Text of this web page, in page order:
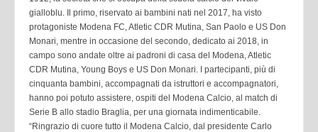
gialloblu. Il primo, riservato ai bambini nati nel 2017, ha visto
protagoniste Modena FC, Atletic CDR Mutina, San Paolo e US Don
Monari, mentre in occasione del secondo, dedicato ai 2018, in
campo sono andate oltre ai padroni di casa del Modena, Atletic
CDR Mutina, Young Boys e US Don Monari. I partecipanti, più di
cinquanta bambini, accompagnati da istruttori e accompagnatori,
hanno poi potuto assistere, ospiti del Modena Calcio, al match di
Serie B allo stadio Braglia, per una giornata indimenticabile.
“Ringrazio di cuore tutto il Modena Calcio, dal presidente Carlo